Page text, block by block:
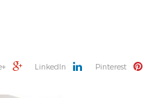
LinkedIn Pinterest